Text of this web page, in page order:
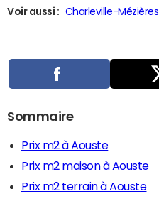
Voir aussi : Charleville-Mézières
Sommaire
Prix m2 à Aouste
Prix m2 maison à Aouste
Prix m2 terrain à Aouste